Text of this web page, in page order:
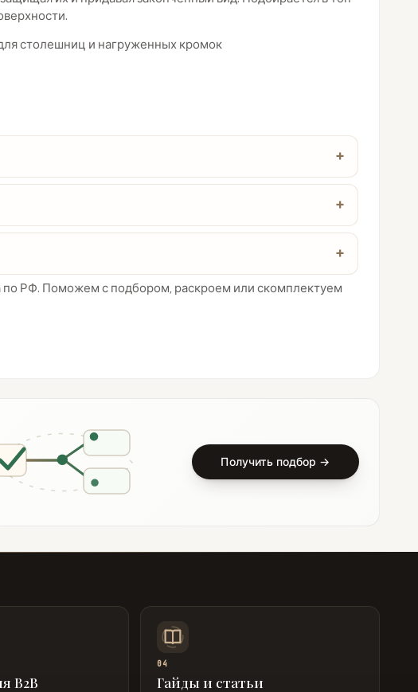
столешниц и нагруженных кромок
по РФ. Поможем с подбором, раскроем или скомплектуем
Получить подбор →
B2B
04
Гайды и статьи